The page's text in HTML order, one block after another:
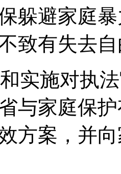
躲避家庭
致有失去
实施对执
与家庭保
方案，并